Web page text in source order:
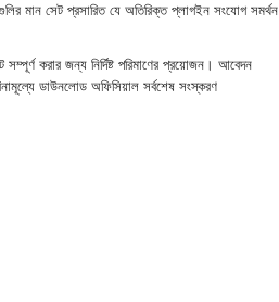
মান সেট প্রসারিত যে অতিরিক্ত প্লাগইন সংযোগ সমর্থন
সম্পূর্ণ করার জন্য নির্দিষ্ট পরিমাণের প্রয়োজন। আবেদন
ডাউনলোড অফিসিয়াল সর্বশেষ সংস্করণ